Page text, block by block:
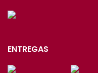
ENTREGAS